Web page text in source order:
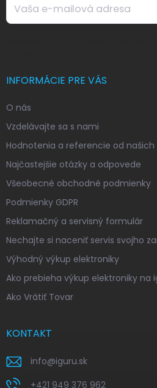
INFORMÁCIE PRE VÁS
O nás
Vzdelávajte sa s nami
Hodnotenia a referencie od našich
Najčastejšie otázky a odpovede
Všeobecné obchodné podmienky
Podmienky GDPR
Reklamačný a servisný formulár
Nechajte si naceniť servis svojho
Výhodný výkup elektroniky
Ako prebieha výkup elektroniky na
Ako Vrátiť Tovar
KONTAKT
info@iguru.sk
+421 949 376 962